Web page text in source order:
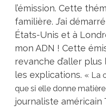
l’émission. Cette
familière. J’ai
États-Unis et à
mon ADN ! Cette
revanche d’aller plus
les explications. « La
que si elle donne
journaliste américain